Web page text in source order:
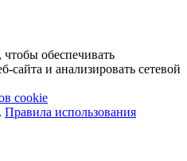
обеспечивать
сайта и анализировать сетевой
cookie
Правила использования